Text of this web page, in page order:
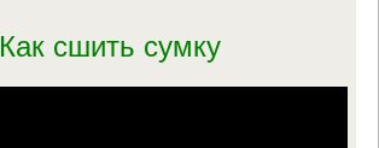
Как сшить сумку